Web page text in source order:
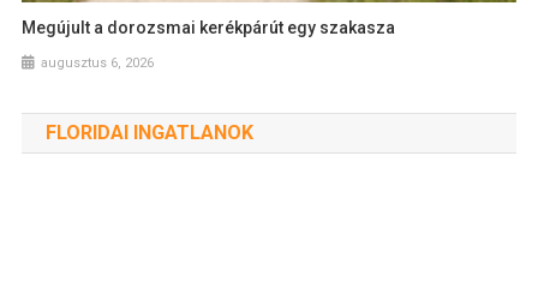
Megújult a dorozsmai kerékpárút egy szakasza
augusztus 6, 2026
FLORIDAI INGATLANOK